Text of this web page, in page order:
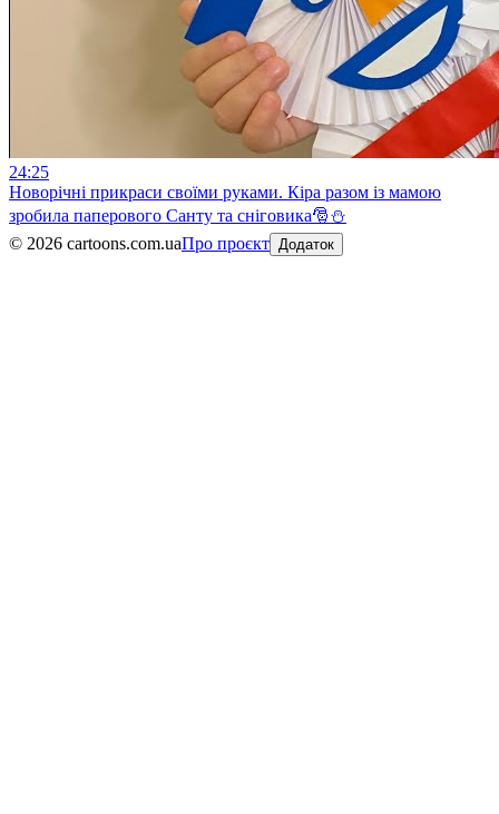
24:25
Новорічні прикраси своїми руками. Кіра разом із мамою
зробила паперового Санту та сніговика🎅⛄️
© 2026 cartoons.com.uaПро проєкт Додаток